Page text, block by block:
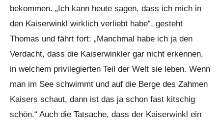
bekommen. „Ich kann heute sagen, dass ich mich in
den Kaiserwinkl wirklich verliebt habe“, gesteht
Thomas und fährt fort: „Manchmal habe ich ja den
Verdacht, dass die Kaiserwinkler gar nicht erkennen,
in welchem privilegierten Teil der Welt sie leben. Wenn
man im See schwimmt und auf die Berge des Zahmen
Kaisers schaut, dann ist das ja schon fast kitschig
schön.“ Auch die Tatsache, dass der Kaiserwinkl ein